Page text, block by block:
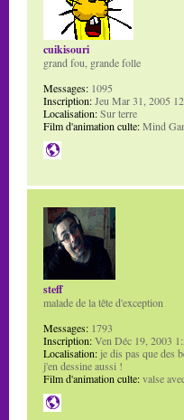
cuikisouri
grand fou, grande folle
Messages: 1095
Inscription:Jeu Mar 31, 2005
Localisation:Sur terre
Film d'animation culte:Mind
steff
malade de la tête d'exception
Messages: 1793
Inscription:Ven Déc 19, 2003
Localisation: je dis pas que des
j'en dessine aussi !
Film d'animation culte:valse